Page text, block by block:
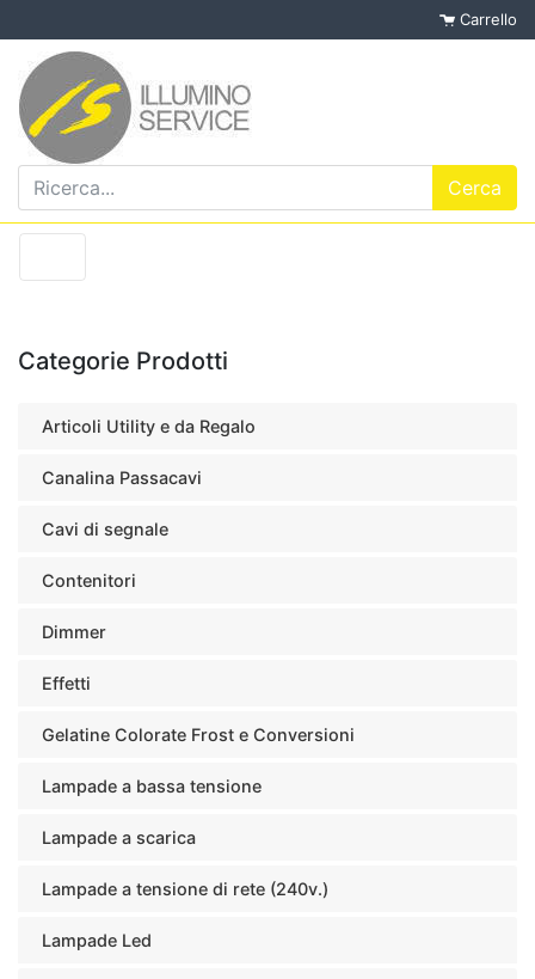
Carrello
Categorie Prodotti
Articoli Utility e da Regalo
Canalina Passacavi
Cavi di segnale
Contenitori
Dimmer
Effetti
Gelatine Colorate Frost e Conversioni
Lampade a bassa tensione
Lampade a scarica
Lampade a tensione di rete (240v.)
Lampade Led